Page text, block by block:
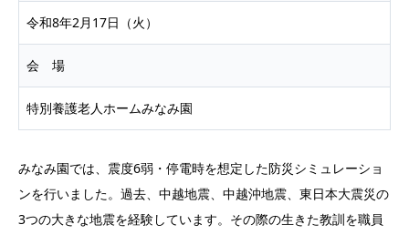
令和8年2月17日（火）
会 場
特別養護老人ホームみなみ園
みなみ園では、震度6弱・停電時を想定した防災シミュレーショ
ンを行いました。過去、中越地震、中越沖地震、東日本大震災の
3つの大きな地震を経験しています。その際の生きた教訓を職員